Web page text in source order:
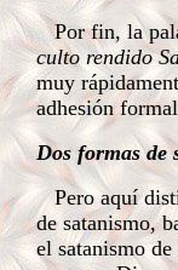
Por fin, la
culto rendido
muy
adhesión
Dos formas de
Pero aquí
de satanismo,
el satanismo